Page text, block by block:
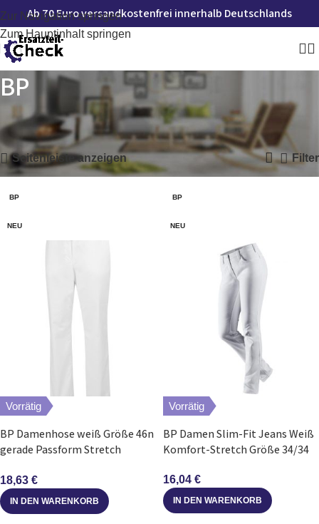
Zur Navigation springen
Zum Hauptinhalt springen
Ab 70 Euro versandkostenfrei innerhalb Deutschlands
BP
Startseite» BP Ergebnisse 1 – 12 von 37 werden angezeigt
Seitenleiste anzeigen Filter
BP
NEU
Vorrätig
BP Damenhose weiß Größe 46n
gerade Passform Stretch
18,63 €
IN DEN WARENKORB
BP
NEU
Vorrätig
BP Damen Slim-Fit Jeans Weiß
Komfort-Stretch Größe 34/34
16,04 €
IN DEN WARENKORB